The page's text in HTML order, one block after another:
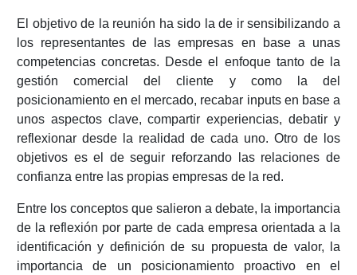
El objetivo de la reunión ha sido la de ir sensibilizando a
los representantes de las empresas en base a unas
competencias concretas. Desde el enfoque tanto de la
gestión comercial del cliente y como la del
posicionamiento en el mercado, recabar inputs en base a
unos aspectos clave, compartir experiencias, debatir y
reflexionar desde la realidad de cada uno. Otro de los
objetivos es el de seguir reforzando las relaciones de
confianza entre las propias empresas de la red.
Entre los conceptos que salieron a debate, la importancia
de la reflexión por parte de cada empresa orientada a la
identificación y definición de su propuesta de valor, la
importancia de un posicionamiento proactivo en el